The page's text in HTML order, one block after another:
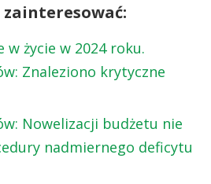
zainteresować:
w życie w 2024 roku.
Znaleziono krytyczne
Nowelizacji budżetu nie
nadmiernego deficytu